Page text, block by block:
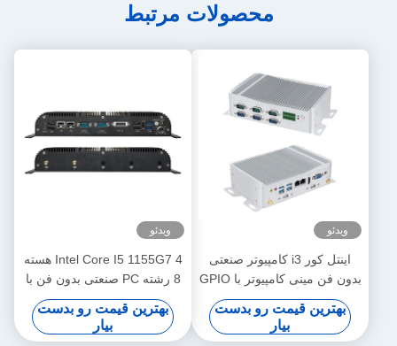
محصولات مرتبط
ویدئو
اینتل کور i3 کامپیوتر صنعتی
بدون فن مینی کامپیوتر با GPIO
و DDR4 16G 6COM
بهترین قیمت رو بدست
بیار
ویدئو
Intel Core I5 1155G7 4 هسته
8 رشته PC صنعتی بدون فن با
6COM WiFi و GPIO
بهترین قیمت رو بدست
بیار